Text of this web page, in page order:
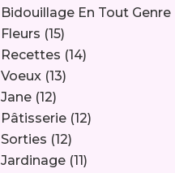
Bidouillage En Tout Genre
Fleurs (15)
Recettes (14)
Voeux (13)
Jane (12)
Pâtisserie (12)
Sorties (12)
Jardinage (11)